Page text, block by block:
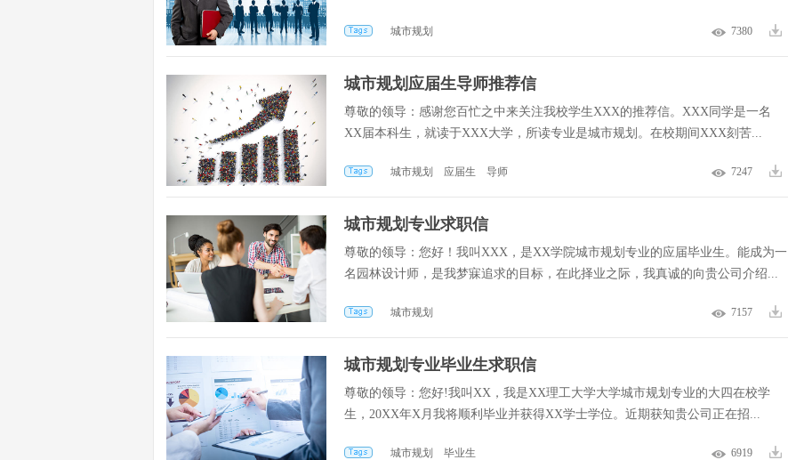
城市规划 7380
城市规划应届生导师推荐信
尊敬的领导：感谢您百忙之中来关注我校学生XXX的推荐信。XXX同学是一名
XX届本科生，就读于XXX大学，所读专业是城市规划。在校期间XXX刻苦...
城市规划 应届生 导师 7247
城市规划专业求职信
尊敬的领导：您好！我叫XXX，是XX学院城市规划专业的应届毕业生。能成为一
名园林设计师，是我梦寐追求的目标，在此择业之际，我真诚的向贵公司介绍...
城市规划 7157
城市规划专业毕业生求职信
尊敬的领导：您好!我叫XX，我是XX理工大学大学城市规划专业的大四在校学
生，20XX年X月我将顺利毕业并获得XX学士学位。近期获知贵公司正在招...
城市规划 毕业生 6919